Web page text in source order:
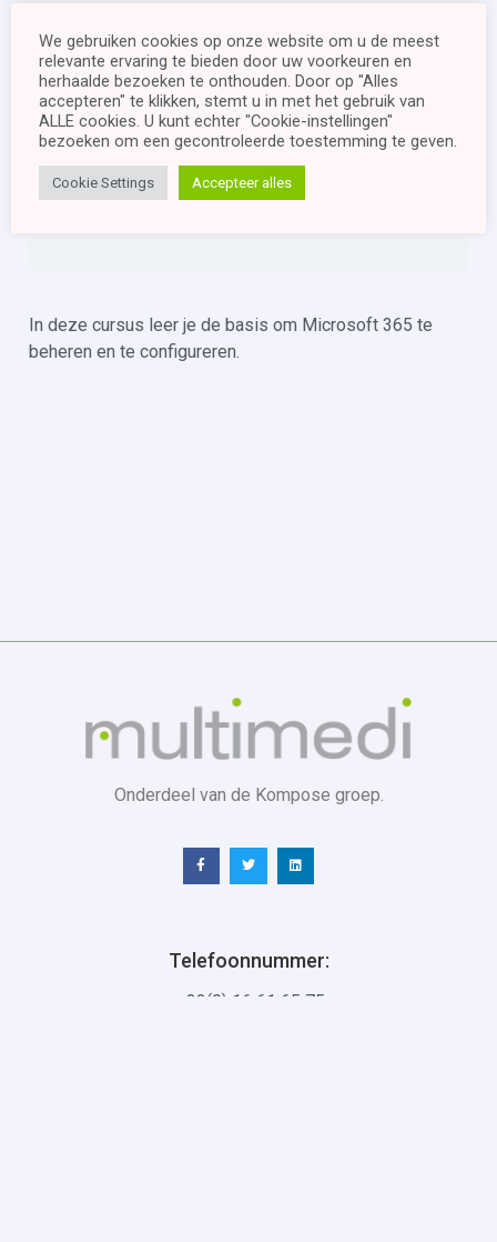
Gratis (met registreren en
inloggen)
Begin
Log In to Enroll
In deze cursus leer je de basis om Microsoft 365 te
beheren en te configureren.
Onderdeel van de Kompose groep.
Telefoonnummer:
+ 32(0) 16 61 65 75
We gebruiken cookies op onze website om u de meest
relevante ervaring te bieden door uw voorkeuren en
herhaalde bezoeken te onthouden. Door op "Alles
accepteren" te klikken, stemt u in met het gebruik van
ALLE cookies. U kunt echter "Cookie-instellingen"
bezoeken om een ​​gecontroleerde toestemming te geven.
Cookie Settings Accepteer alles